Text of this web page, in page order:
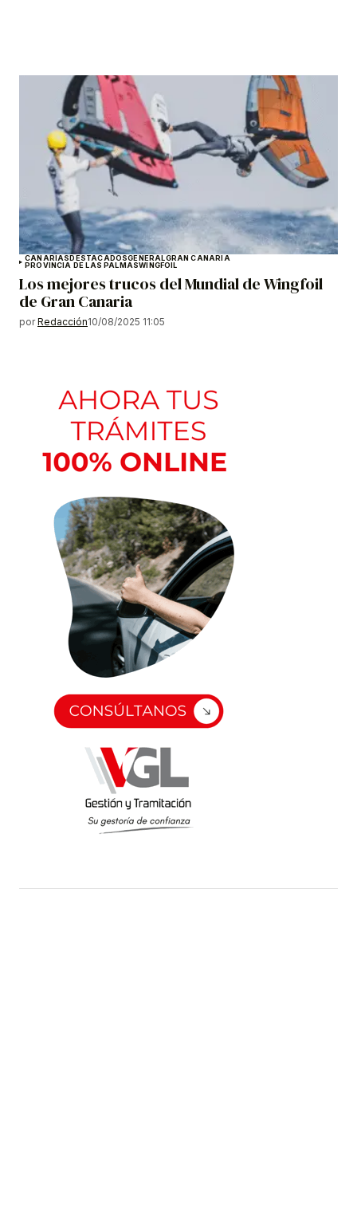
CANARIASDESTACADOSGENERALGRAN CANARIA
PROVINCIA DE LAS PALMASWINGFOIL
Los mejores trucos del Mundial de Wingfoil
de Gran Canaria
por Redacción10/08/2025 11:05